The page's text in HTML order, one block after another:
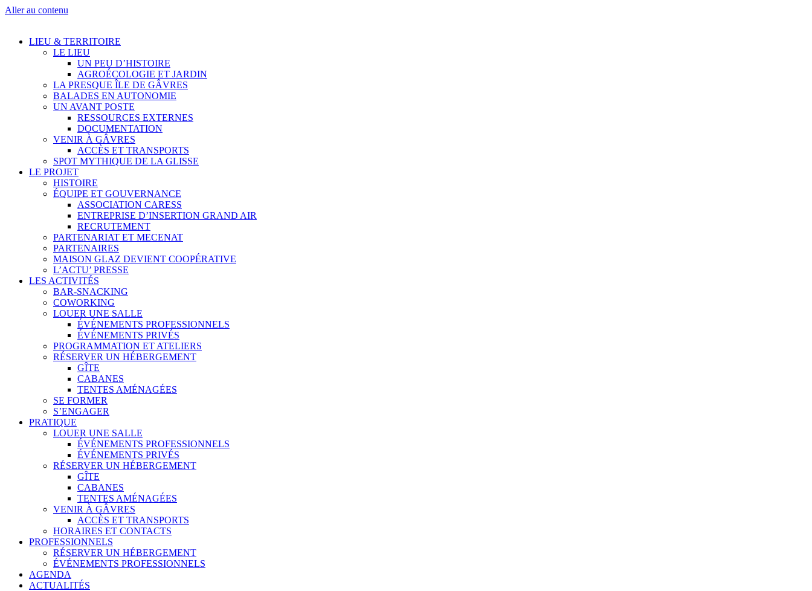
Aller au contenu
LIEU & TERRITOIRE
LE LIEU
UN PEU D’HISTOIRE
AGROÉCOLOGIE ET JARDIN
LA PRESQUE ÎLE DE GÂVRES
BALADES EN AUTONOMIE
UN AVANT POSTE
RESSOURCES EXTERNES
DOCUMENTATION
VENIR À GÂVRES
ACCÈS ET TRANSPORTS
SPOT MYTHIQUE DE LA GLISSE
LE PROJET
HISTOIRE
ÉQUIPE ET GOUVERNANCE
ASSOCIATION CARESS
ENTREPRISE D’INSERTION GRAND AIR
RECRUTEMENT
PARTENARIAT ET MECENAT
PARTENAIRES
MAISON GLAZ DEVIENT COOPÉRATIVE
L’ACTU’ PRESSE
LES ACTIVITÉS
BAR-SNACKING
COWORKING
LOUER UNE SALLE
ÉVÉNEMENTS PROFESSIONNELS
ÉVÉNEMENTS PRIVÉS
PROGRAMMATION ET ATELIERS
RÉSERVER UN HÉBERGEMENT
GÎTE
CABANES
TENTES AMÉNAGÉES
SE FORMER
S’ENGAGER
PRATIQUE
LOUER UNE SALLE
ÉVÉNEMENTS PROFESSIONNELS
ÉVÉNEMENTS PRIVÉS
RÉSERVER UN HÉBERGEMENT
GÎTE
CABANES
TENTES AMÉNAGÉES
VENIR À GÂVRES
ACCÈS ET TRANSPORTS
HORAIRES ET CONTACTS
PROFESSIONNELS
RÉSERVER UN HÉBERGEMENT
ÉVÉNEMENTS PROFESSIONNELS
AGENDA
ACTUALITÉS